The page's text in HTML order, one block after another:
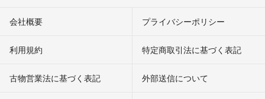
会社概要 プライバシーポリシー
利用規約 特定商取引法に基づく表記
古物営業法に基づく表記 外部送信について